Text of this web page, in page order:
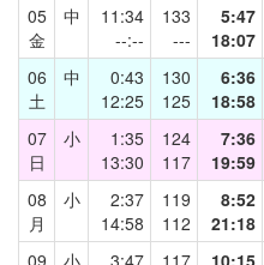
05
金
中
11:34
--:--
133
---
5:47
18:07
06
土
中
0:43
12:25
130
125
6:36
18:58
07
日
小
1:35
13:30
124
117
7:36
19:59
08
月
小
2:37
14:58
119
112
8:52
21:18
09
小
3:47
117
10:15